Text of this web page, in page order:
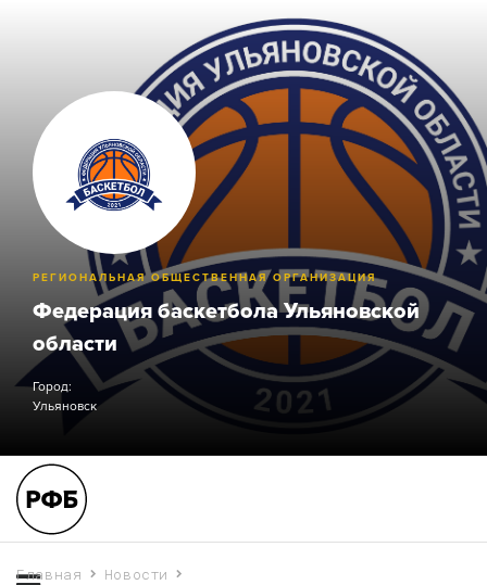
РЕГИОНАЛЬНАЯ ОБЩЕСТВЕННАЯ ОРГАНИЗАЦИЯ
Федерация баскетбола Ульяновской
области
Город:
Ульяновск
Главная
Новости